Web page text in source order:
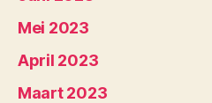
Mei 2023
April 2023
Maart 2023